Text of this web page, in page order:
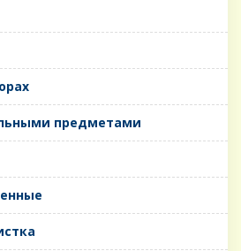
предметами